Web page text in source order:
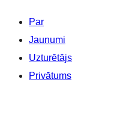
Par
Jaunumi
Uzturētājs
Privātums